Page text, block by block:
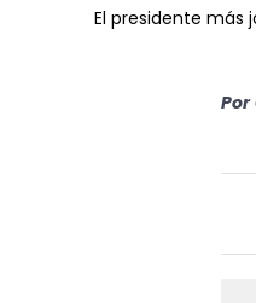
El presidente más
Por